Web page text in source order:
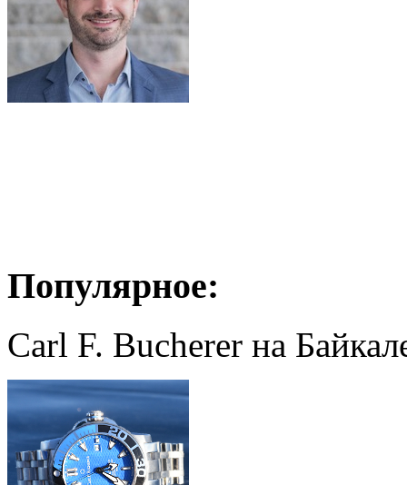
Популярное:
Carl F. Bucherer на